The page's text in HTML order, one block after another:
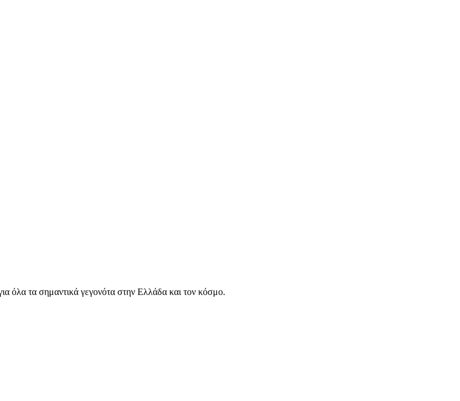
όλα τα σημαντικά γεγονότα στην Ελλάδα και τον κόσμο.